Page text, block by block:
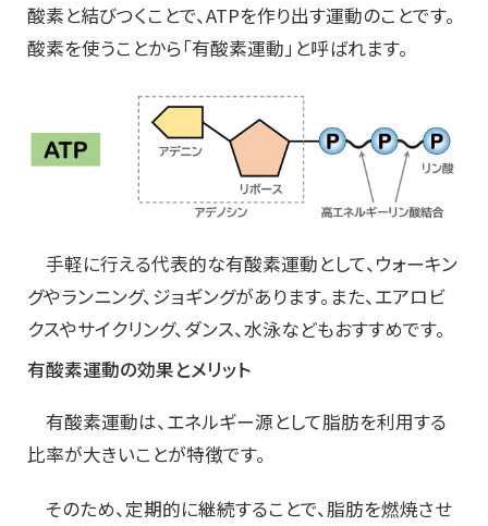
酸素と結びつくことで、ATPを作り出す運動のことです。
酸素を使うことから「有酸素運動」と呼ばれます。
手軽に行える代表的な有酸素運動として、ウォーキン
グやランニング、ジョギングがあります。また、エアロビ
クスやサイクリング、ダンス、水泳などもおすすめです。
有酸素運動の効果とメリット
有酸素運動は、エネルギー源として脂肪を利用する
比率が大きいことが特徴です。
そのため、定期的に継続することで、脂肪を燃焼させ